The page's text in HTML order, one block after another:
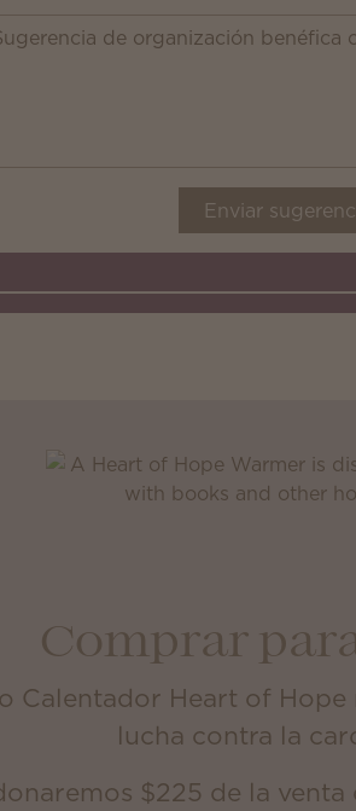
Enviar
Comprar
Calentador Heart of
lucha contra la
$225 de la